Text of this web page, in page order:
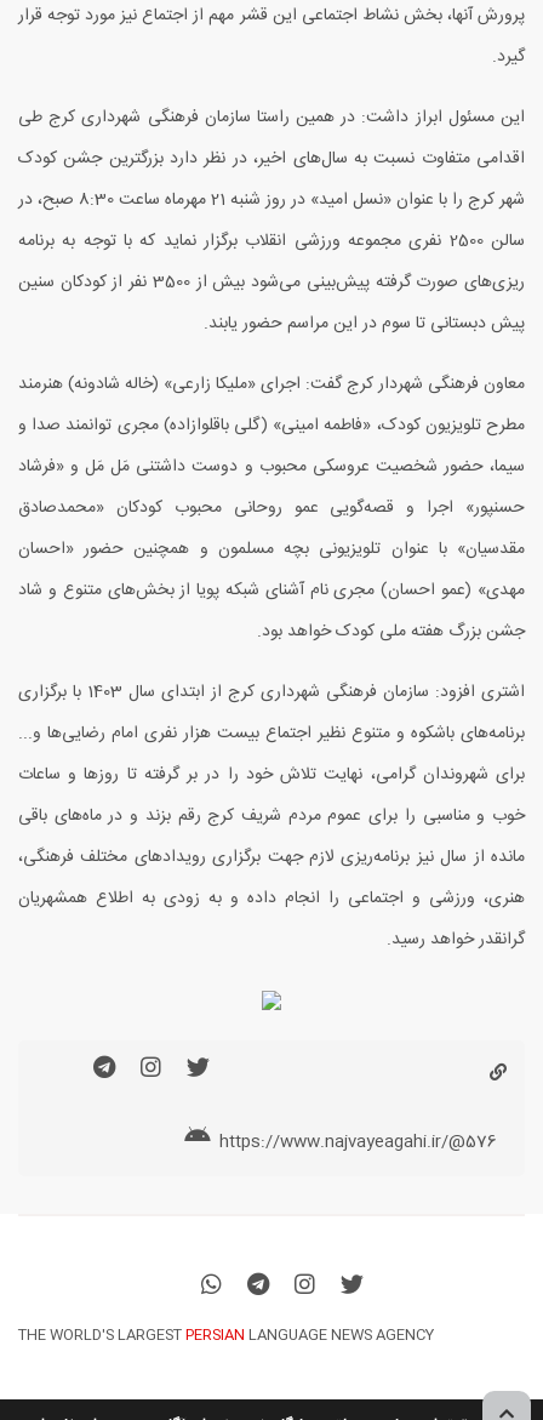
پرورش آنها، بخش نشاط اجتماعی این قشر مهم از اجتماع نیز مورد توجه قرار
گیرد.
این مسئول ابراز داشت: در همین راستا سازمان فرهنگی شهرداری کرج طی
اقدامی متفاوت نسبت به سال‌های اخیر، در نظر دارد بزرگترین جشن کودک
شهر کرج را با عنوان «نسل امید» در روز شنبه 21 مهرماه ساعت 8:30 صبح، در
سالن 2500 نفری مجموعه ورزشی انقلاب برگزار نماید که با توجه به برنامه
ریزی‌های صورت گرفته پیش‌بینی می‌شود بیش از 3500 نفر از کودکان سنین
پیش دبستانی تا سوم در این مراسم حضور یابند.
معاون فرهنگی شهردار کرج گفت: اجرای «ملیکا زارعی» (خاله شادونه) هنرمند
مطرح تلویزیون کودک، «فاطمه امینی» (گلی باقلوازاده) مجری توانمند صدا و
سیما، حضور شخصیت عروسکی محبوب و دوست داشتنی مَل مَل و «فرشاد
حسنپور» اجرا و قصه‌گویی عمو روحانی محبوب کودکان «محمدصادق
مقدسیان» با عنوان تلویزیونی بچه مسلمون و همچنین حضور «احسان
مهدی» (عمو احسان) مجری نام آشنای شبکه پویا از بخش‌های متنوع و شاد
جشن بزرگ هفته ملی کودک خواهد بود.
اشتری افزود: سازمان فرهنگی شهرداری کرج از ابتدای سال 1403 با برگزاری
برنامه‌های باشکوه و متنوع نظیر اجتماع بیست هزار نفری امام رضایی‌ها و...
برای شهروندان گرامی، نهایت تلاش خود را در بر گرفته تا روزها و ساعات
خوب و مناسبی را برای عموم مردم شریف کرج رقم بزند و در ماه‌های باقی
مانده از سال نیز برنامه‌ریزی لازم جهت برگزاری رویدادهای مختلف فرهنگی،
هنری، ورزشی و اجتماعی را انجام داده و به زودی به اطلاع همشهریان
گرانقدر خواهد رسید.
https://www.najvayeagahi.ir/@576
THE WORLD'S LARGESTPERSIAN LANGUAGE NEWS AGENCY